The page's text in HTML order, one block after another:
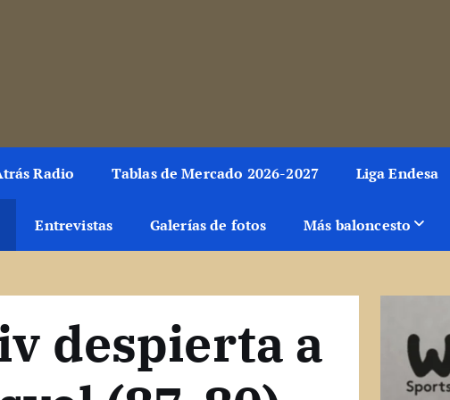
Radio Tablas de Mercado 2026-2027 Liga Endesa
Entrevistas Galerías de fotos Más baloncesto
despierta a